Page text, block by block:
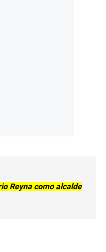
Reyna como alcalde